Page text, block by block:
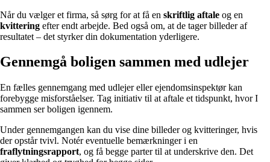
Når du vælger et firma, så sørg for at få en skriftlig aftale og en
kvittering efter endt arbejde. Bed også om, at de tager billeder af
resultatet – det styrker din dokumentation yderligere.
Gennemgå boligen sammen med udlejer
En fælles gennemgang med udlejer eller ejendomsinspektør kan
forebygge misforståelser. Tag initiativ til at aftale et tidspunkt, hvor I
sammen ser boligen igennem.
Under gennemgangen kan du vise dine billeder og kvitteringer, hvis
der opstår tvivl. Notér eventuelle bemærkninger i en
fraflytningsrapport, og få begge parter til at underskrive den. Det